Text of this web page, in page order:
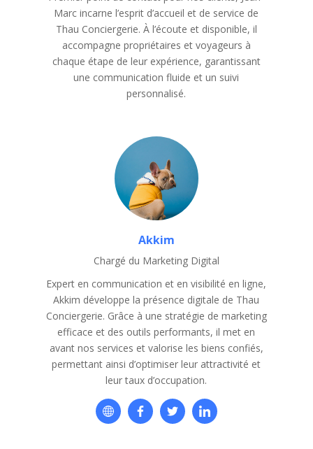
Marc incarne l’esprit d’accueil et de service de
Thau Conciergerie. À l’écoute et disponible, il
accompagne propriétaires et voyageurs à
chaque étape de leur expérience, garantissant
une communication fluide et un suivi
personnalisé.
Akkim
Chargé du Marketing Digital
Expert en communication et en visibilité en ligne,
Akkim développe la présence digitale de Thau
Conciergerie. Grâce à une stratégie de marketing
efficace et des outils performants, il met en
avant nos services et valorise les biens confiés,
permettant ainsi d’optimiser leur attractivité et
leur taux d’occupation.